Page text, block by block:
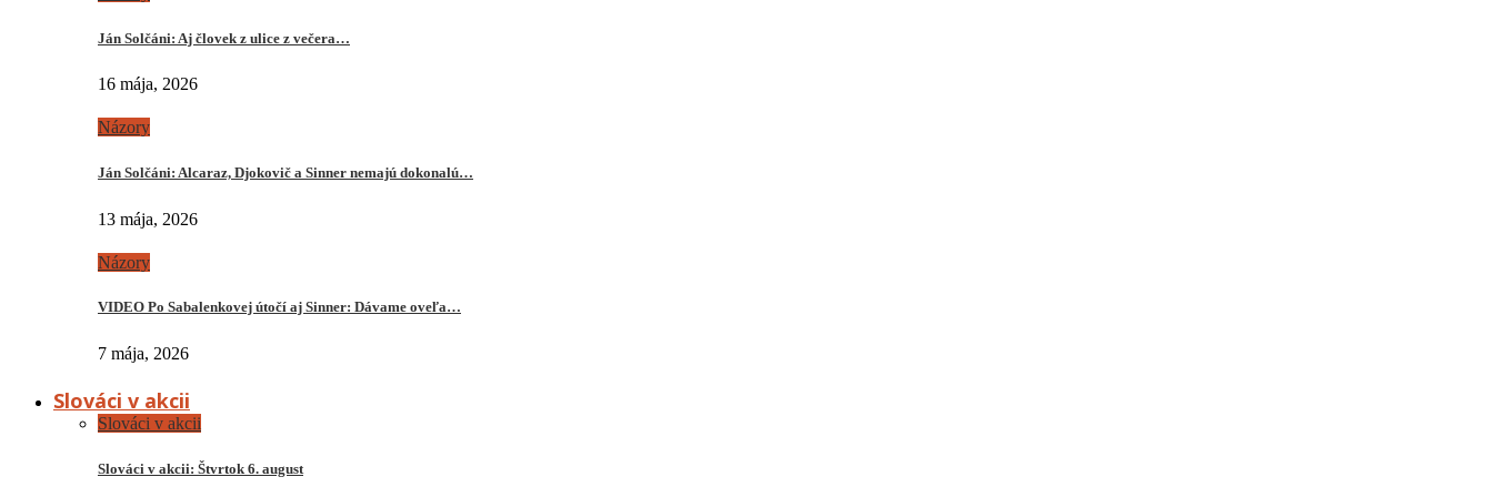
Ján Solčáni: Aj človek z ulice z večera…
16 mája, 2026
Názory
Ján Solčáni: Alcaraz, Djokovič a Sinner nemajú dokonalú…
13 mája, 2026
Názory
VIDEO Po Sabalenkovej útočí aj Sinner: Dávame oveľa…
7 mája, 2026
Slováci v akcii
Slováci v akcii
Slováci v akcii: Štvrtok 6. august